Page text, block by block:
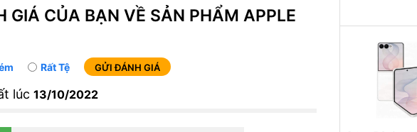
đạo từ Galaxy Z Fold2 5G.
Màn hình ngoài của Galaxy Z Fold2 5G
được trang bị kính cường lực Corning®
Gorilla® Glass Victus™ - loại kính bền bỉ
và chịu lực tốt nhất trên các thiết bị
GIÁ CỦA BẠN VỀ SẢN PHẨM APPLE
Rất Tệ GỬI ĐÁNH GIÁ
lúc 13/10/2022